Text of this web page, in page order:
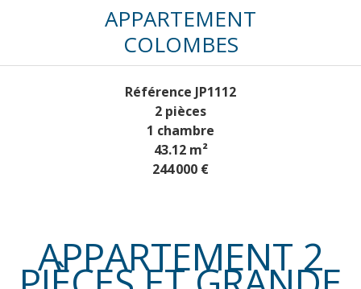
APPARTEMENT
COLOMBES
Référence JP1112
2 pièces
1 chambre
43.12m²
244 000 €
APPARTEMENT 2